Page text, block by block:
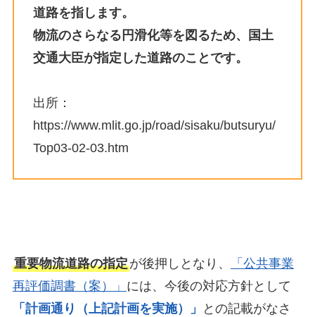
道路を指します。
物流のさらなる円滑化等を図るため、国土
交通大臣が指定した道路のことです。
出所：
https://www.mlit.go.jp/road/sisaku/butsuryu/
Top03-02-03.htm
重要物流道路の指定が後押しとなり、
「公共事業
再評価調書（案）」 には、今後の対応方針として
「計画通り（上記計画を実施）」
との記載がなさ